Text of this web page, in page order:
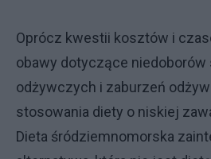
Oprócz kwestii kosztów i
obawy dotyczące niedoborów
odżywczych i zaburzeń
stosowania diety o niskiej
Dieta śródziemnomorska